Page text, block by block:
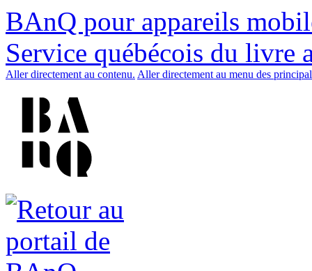
BAnQ pour appareils
Service québécois du livre
Aller directement au contenu. Aller directement au menu des